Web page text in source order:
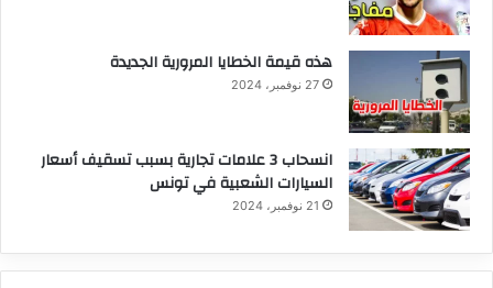
هذه قيمة الخطايا المرورية الجديدة
27 نوفمبر، 2024
انسحاب 3 علامات تجارية بسبب تسقيف أسعار
السيارات الشعبية في تونس
21 نوفمبر، 2024